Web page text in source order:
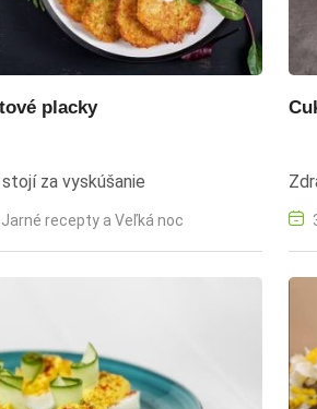
placky
za vyskúšanie
Jarné recepty a Veľká noc